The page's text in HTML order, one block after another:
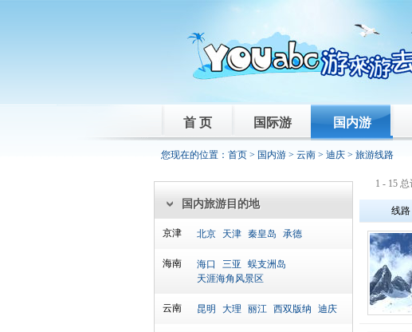
首 页 国际游 国内游
您现在的位置： 首页 > 国内游 > 云南 > 迪庆 > 旅游线路
国内旅游目的地
京津 北京 天津 秦皇岛 承德
海南 海口 三亚
蜈支洲岛
天涯海角风景区
云南 昆明 大理 丽江 西双版纳 迪庆
1 - 15
线路